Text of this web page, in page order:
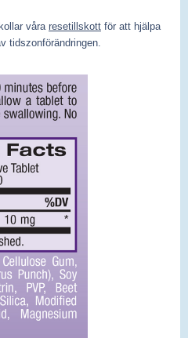
våra resetillskott för att hjälpa
tidszonförändringen.